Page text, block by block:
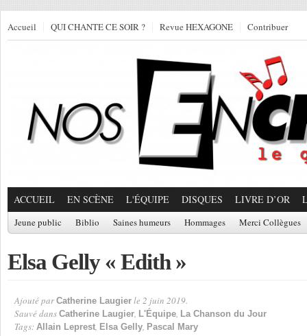
Accueil QUI CHANTE CE SOIR ? Revue HEXAGONE Contribuer
ACCUEIL EN SCÈNE L'ÉQUIPE DISQUES LIVRE D’OR
Jeune public Biblio Saines humeurs Hommages Merci Collègues
Elsa Gelly « Edith »
Ajouté par Catherine Laugier le 2 juin 2019.
Sauvé dans Catherine Laugier, L'Équipe, La Chanson du Jour
Tags: Allain Leprest, Elsa Gelly, Pascal Mary